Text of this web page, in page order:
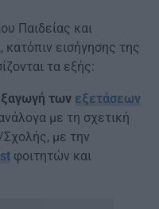
Παιδείας και
εισήγησης της
τα εξής:
των εξετάσεων
με τη σχετική
με την
φοιτητών και